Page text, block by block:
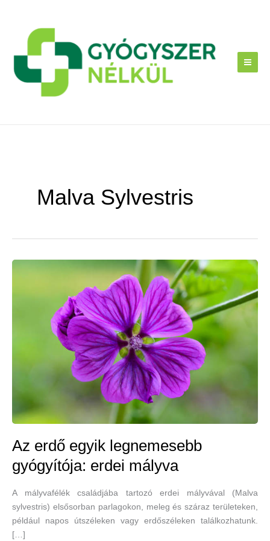
Malva Sylvestris
Az erdő egyik legnemesebb
gyógyítója: erdei mályva
A mályvafélék családjába tartozó erdei mályvával (Malva
sylvestris) elsősorban parlagokon, meleg és száraz területeken,
például napos útszéleken vagy erdőszéleken találkozhatunk.
[…]